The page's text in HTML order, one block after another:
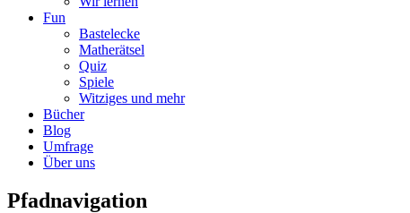
Fun
Bastelecke
Matherätsel
Quiz
Spiele
Witziges und mehr
Bücher
Blog
Umfrage
Über uns
Pfadnavigation